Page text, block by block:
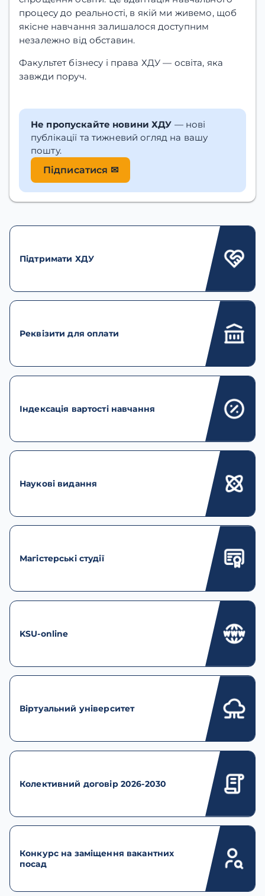
процесу до реальності, в якій ми живемо, щоб
якісне навчання залишалося доступним
незалежно від обставин.
Факультет бізнесу і права ХДУ — освіта, яка
завжди поруч.
Не пропускайте новини ХДУ — нові
публікації та тижневий огляд на вашу
пошту.
Підписатися ✉
Підтримати ХДУ
Реквізити для оплати
Індексація вартості навчання
Наукові видання
Магістерські студії
KSU-online
Віртуальний університет
Колективний договір 2026-2030
Конкурс на заміщення вакантних
посад